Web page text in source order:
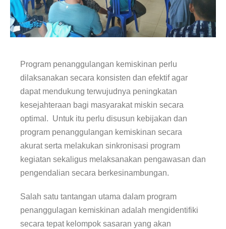
Program penanggulangan kemiskinan perlu
dilaksanakan secara konsisten dan efektif agar
dapat mendukung terwujudnya peningkatan
kesejahteraan bagi masyarakat miskin secara
optimal. Untuk itu perlu disusun kebijakan dan
program penanggulangan kemiskinan secara
akurat serta melakukan sinkronisasi program
kegiatan sekaligus melaksanakan pengawasan dan
pengendalian secara berkesinambungan.
Salah satu tantangan utama dalam program
penanggulagan kemiskinan adalah mengidentifiki
secara tepat kelompok sasaran yang akan